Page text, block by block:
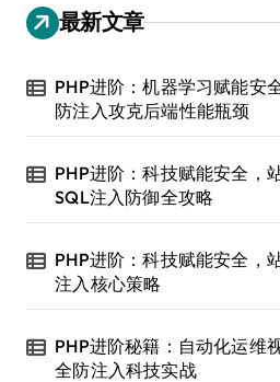
最新文章
PHP进阶：机器学习赋能安
防注入攻克后端性能瓶颈
PHP进阶：科技赋能安全，
SQL注入防御全攻略
PHP进阶：科技赋能安全，
注入核心策略
PHP进阶秘籍：自动化运维
全防注入科技实战